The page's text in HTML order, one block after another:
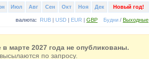
Июл Авг Сен Окт Ноя Дек Новый год!
валюта: RUB | USD | EUR | GBP Будни / Выходные
марте 2027 года не опубликованы.
по запросу.